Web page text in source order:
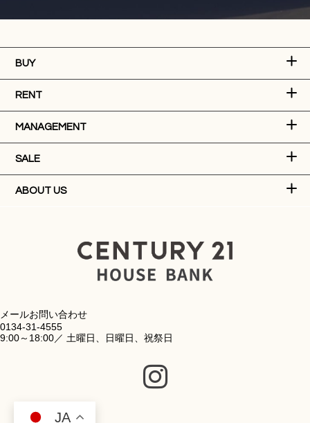
BUY
RENT
MANAGEMENT
SALE
ABOUT US
メールお問い合わせ
0134-31-4555
9:00～18:00／ 土曜日、日曜日、祝祭日
JA